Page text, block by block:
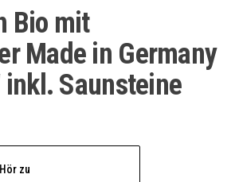
Bio mit
Made in Germany
inkl. Saunsteine
Hör zu